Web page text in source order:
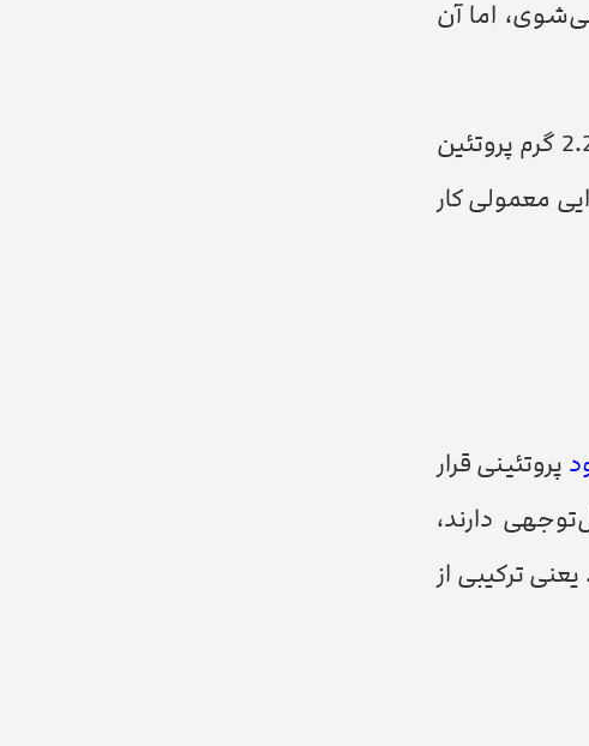
اما آن
معمولاً به افرادی که تمرین جدی دارند پیشنهاد می‌شود به ازای هر کیلوگرم وزن بدن، حدود 1.6 تا 2.2 گرم پروتئین
معمولی کار
پروتئینی قرار
دارند،
ترکیبی از